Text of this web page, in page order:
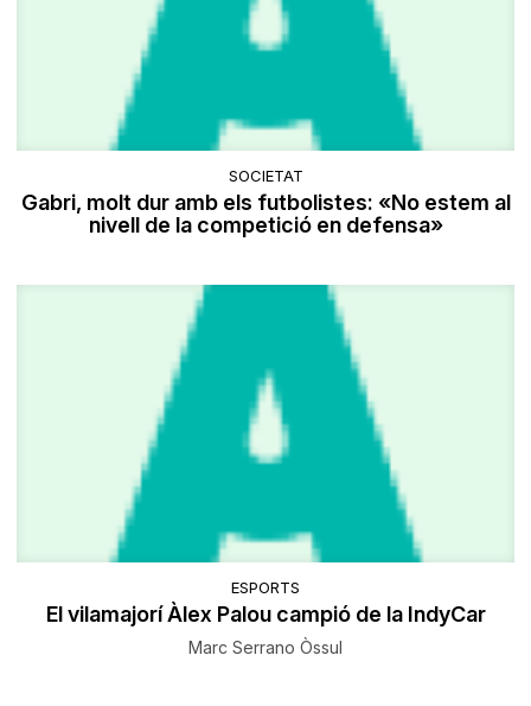
SOCIETAT
Gabri, molt dur amb els futbolistes: «No estem al
nivell de la competició en defensa»
ESPORTS
El vilamajorí Àlex Palou campió de la IndyCar
Marc Serrano Òssul